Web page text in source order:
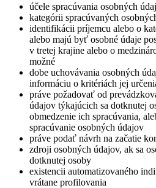
účele spracúvania osobných
kategórii spracúvaných
identifikácii príjemcu alebo o
alebo majú byť osobné údaje
v tretej krajine alebo o
možné
dobe uchovávania osobných
informáciu o kritériách jej
práve požadovať od
údajov týkajúcich sa dotknutej
obmedzenie ich spracúvania,
spracúvanie osobných údajov
práve podať návrh na začatie
zdroji osobných údajov, ak sa
dotknutej osoby
existencii automatizovaného
vrátane profilovania